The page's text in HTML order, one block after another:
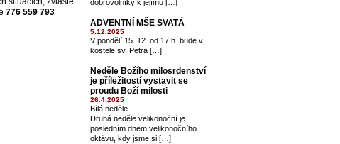
776 559 793
dobrovolníky k jejímu […]
ADVENTNÍ MŠE SVATÁ
5.12.2025
V pondělí 15. 12. od 17 h. bude v
kostele sv. Petra […]
Neděle Božího milosrdenství
je příležitostí vystavit se
proudu Boží milosti
26.4.2025
Bílá neděle
Druhá neděle velikonoční je
posledním dnem velikonočního
oktávu, kdy jsme si […]